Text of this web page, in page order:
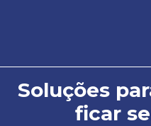
Soluções
ficar